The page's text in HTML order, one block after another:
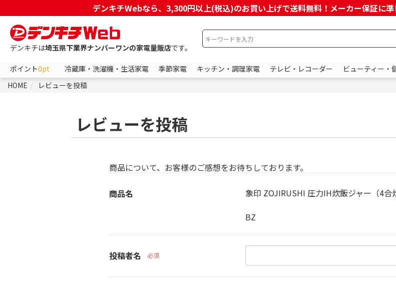
デンキチWebなら、3,300円以上(税込)のお買い上げで送料無料！メーカー保証に
デンキチは埼玉県下業界ナンバーワンの家電量販店です。
ポイント0pt 冷蔵庫・洗濯機・生活家電 季節家電 キッチン・調理家電 テレビ・レコーダー ビューティー・
HOME
レビューを投稿
レビューを投稿
商品について、お客様のご感想をお待ちしております。
商品名
象印 ZOJIRUSHI 圧力IH炊飯ジャー（4
BZ
投稿者名 必須